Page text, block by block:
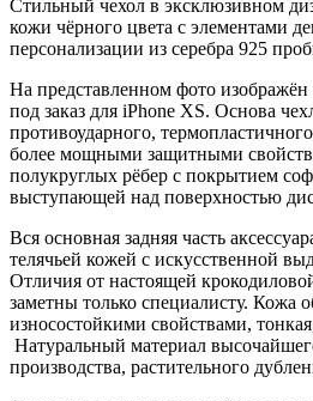
Стильный чехол в эксклюзивном
кожи чёрного цвета с элементами
персонализации из серебра 925
На представленном фото изображён
под заказ для iPhone XS. Основа
противоударного,
более мощными защитными
полукруглых рёбер с покрытием
выступающей над поверхностью
Вся основная задняя часть
телячьей кожей с искусственной
Отличия от настоящей
заметны только специалисту. Кожа
износостойкими свойствами,
Натуральный материал
производства, растительного